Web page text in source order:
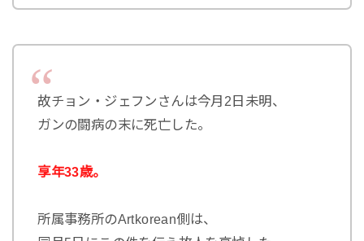
故チョン・ジェフンさんは今月2日未明、
ガンの闘病の末に死亡した。
享年33歳。
所属事務所のArtkorean側は、